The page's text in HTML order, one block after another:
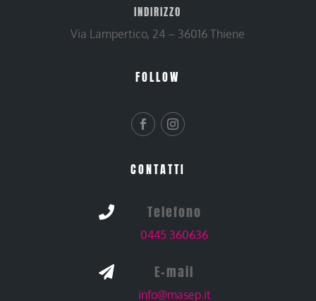
INDIRIZZO
Via Lampertico, 24 – 36016 Thiene
FOLLOW
CONTATTI
 Telefono
0445 360636
 E-mail
info@masep.it